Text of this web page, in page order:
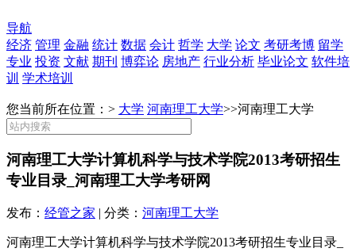
导航
经济 管理 金融 统计 数据 会计 哲学 大学 论文 考研考博 留学
专业 投资 文献 期刊 博弈论 房地产 行业分析 毕业论文 软件培
训 学术培训
您当前所在位置：> 大学 河南理工大学>>河南理工大学
河南理工大学计算机科学与技术学院2013考研招生
专业目录_河南理工大学考研网
发布： 经管之家 | 分类： 河南理工大学
河南理工大学计算机科学与技术学院2013考研招生专业目录_